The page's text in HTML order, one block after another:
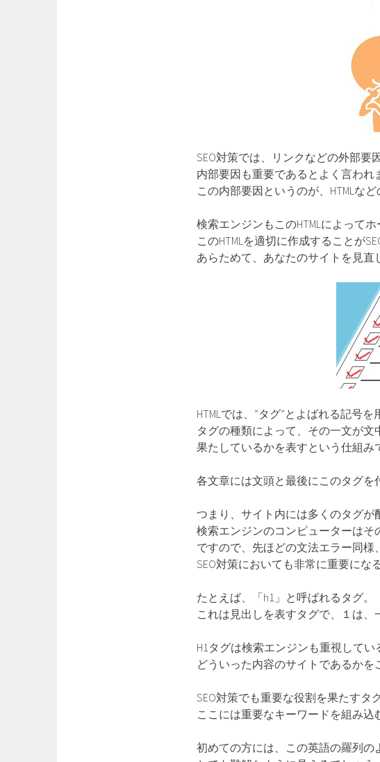
SEO対策では、リンクなどの外部要
内部要因も重要であるとよく言われ
この内部要因というのが、HTMLな
検索エンジンもこのHTMLによって
このHTMLを適切に作成することが
あらためて、あなたのサイトを見直
HTMLでは、”タグ”とよばれる記号を
タグの種類によって、その一文が文
果たしているかを表すという仕組み
各文章には文頭と最後にこのタグを
つまり、サイト内には多くのタグが
検索エンジンのコンピューターはそ
ですので、先ほどの文法エラー同
SEO対策においても非常に重要にな
たとえば、「h1」と呼ばれるタグ。
これは見出しを表すタグで、１は、
H1タグは検索エンジンも重視してい
どういった内容のサイトであるかを
SEO対策でも重要な役割を果たすタ
ここには重要なキーワードを組み込
初めての方には、この英語の羅列の